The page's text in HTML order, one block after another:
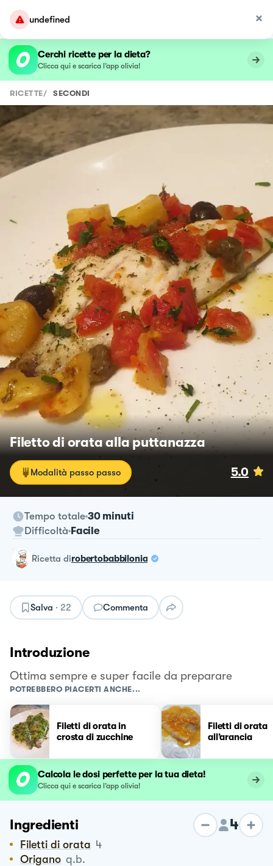
undefined
Cerchi ricette per la dieta?
Clicca qui e scarica l’app olivia!
RICETTE/ SECONDI
Filetto di orata alla puttanazza
Modalità passo passo 5.0
Tempo totale 30 minuti
Difficoltà Facile
ricetta dirobertobabbilonia
Salva · 22 Commenta
Introduzione
Ottima sempre e super facile da preparare
POTREBBERO PIACERTI ANCHE...
Filetti di orata in
crosta di zucchine
Filetti di orata
all’arancia
Calcola le dosi perfette per la tua dieta!
Clicca qui e scarica l’app olivia!
Ingredienti 4
Filetti di orata 4
Origano q.b.